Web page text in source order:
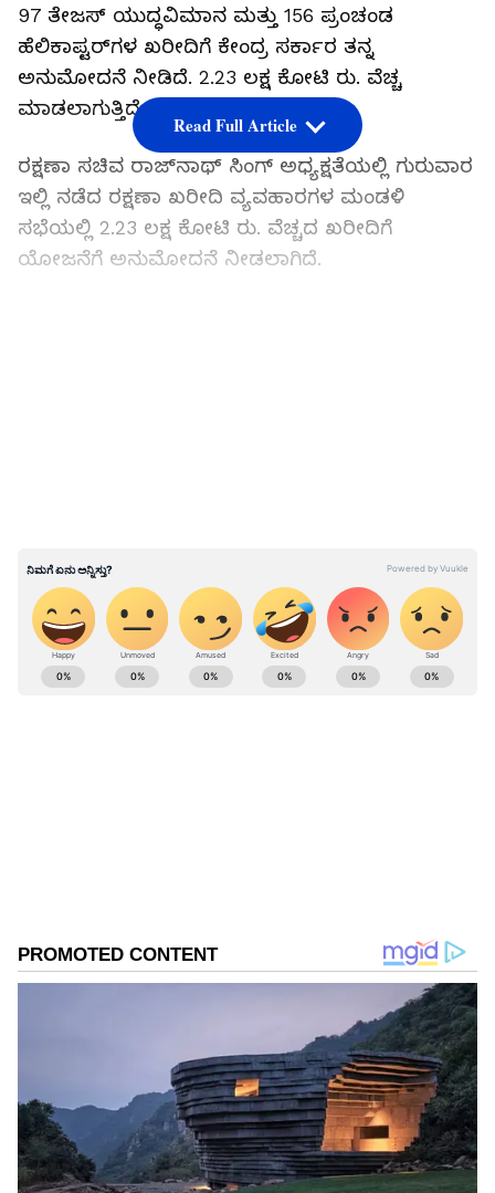
97 ತೇಜಸ್‌ ಯುದ್ಧವಿಮಾನ ಮತ್ತು 156 ಪ್ರಂಚಂಡ
ಹೆಲಿಕಾಪ್ಟರ್‌ಗಳ ಖರೀದಿಗೆ ಕೇಂದ್ರ ಸರ್ಕಾರ ತನ್ನ
ಅನುಮೋದನೆ ನೀಡಿದೆ. 2.23 ಲಕ್ಷ ಕೋಟಿ ರು. ವೆಚ್ಚ
ಮಾಡಲಾಗುತ್ತಿದೆ.
ರಕ್ಷಣಾ ಸಚಿವ ರಾಜ್‌ನಾಥ್‌ ಸಿಂಗ್‌ ಅಧ್ಯಕ್ಷತೆಯಲ್ಲಿ ಗುರುವಾರ
ಇಲ್ಲಿ ನಡೆದ ರಕ್ಷಣಾ ಖರೀದಿ ವ್ಯವಹಾರಗಳ ಮಂಡಳಿ
ಸಭೆಯಲ್ಲಿ 2.23 ಲಕ್ಷ ಕೋಟಿ ರು. ವೆಚ್ಚದ ಖರೀದಿಗೆ
ಯೋಜನೆಗೆ ಅನುಮೋದನೆ ನೀಡಲಾಗಿದೆ.
ಈ ಯೋಜನೆಗೆ ಮಾಡುತ್ತಿರುವ ವೆಚ್ಚದಲ್ಲಿ ಶೇ.98ರಷ್ಟು
ವೆಚ್ಚವನ್ನು ದೇಶೀಯ ಉತ್ಪನ್ನದ ಮೇಲೆ ವೆಚ್ಚ
ಮಾಡಲಾಗುತ್ತಿದೆ. ಇದು ಭಾರತದ ರಕ್ಷಣಾ ವ್ಯವಸ್ಥೆಗೆ ಹೆಚ್ಚಿನ
ಬಲವನ್ನು ತಂದುಕೊಡುವುದಲ್ಲದೇ, ಆತ್ಮ ನಿರ್ಭರ ಭಾರತ
Read Full Article
ABOUT THE AUTHOR